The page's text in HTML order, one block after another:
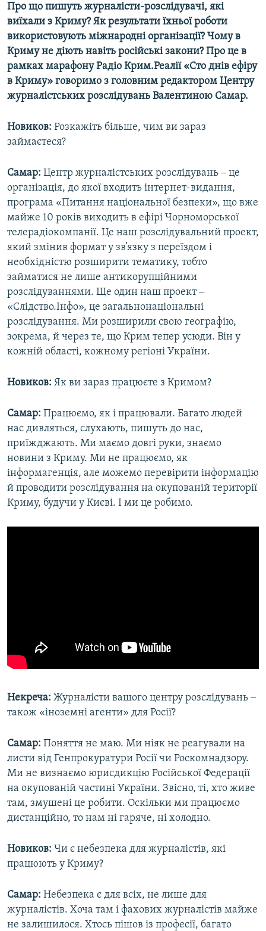
Про що пишуть журналісти-розслідувачі, які
виїхали з Криму? Як результати їхньої роботи
використовують міжнародні організації? Чому в
Криму не діють навіть російські закони? Про це в
рамках марафону Радіо Крим.Реалії «Сто днів ефіру
в Криму» говоримо з головним редактором Центру
журналістських розслідувань Валентиною Самар.
Новиков: Розкажіть більше, чим ви зараз
займаєтеся?
Самар: Центр журналістських розслідувань ‒ це
організація, до якої входить інтернет-видання,
програма «Питання національної безпеки», що вже
майже 10 років виходить в ефірі Чорноморської
телерадіокомпанії. Це наш розслідувальний проект,
який змінив формат у зв’язку з переїздом і
необхідністю розширити тематику, тобто
займатися не лише антикорупційними
розслідуваннями. Ще один наш проект ‒
«Слідство.Інфо», це загальнонаціональні
розслідування. Ми розширили свою географію,
зокрема, й через те, що Крим тепер усюди. Він у
кожній області, кожному регіоні України.
Новиков: Як ви зараз працюєте з Кримом?
Самар: Працюємо, як і працювали. Багато людей
нас дивляться, слухають, пишуть до нас,
приїжджають. Ми маємо довгі руки, знаємо
новини з Криму. Ми не працюємо, як
інформагенція, але можемо перевірити інформацію
й проводити розслідування на окупованій території
Криму, будучи у Києві. І ми це робимо.
Некреча: Журналісти вашого центру розслідувань ‒
також «іноземні агенти» для Росії?
Самар: Поняття не маю. Ми ніяк не реагували на
листи від Генпрокуратури Росії чи Роскомнадзору.
Ми не визнаємо юрисдикцію Російської Федерації
на окупованій частині України. Звісно, ті, хто живе
там, змушені це робити. Оскільки ми працюємо
дистанційно, то нам ні гаряче, ні холодно.
Новиков: Чи є небезпека для журналістів, які
працюють у Криму?
Самар: Небезпека є для всіх, не лише для
журналістів. Хоча там і фахових журналістів майже
не залишилося. Хтось пішов із професії, багато